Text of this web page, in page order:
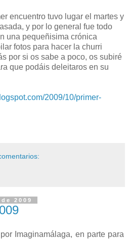
encuentro tuvo lugar el martes y
y por lo general fue todo
una pequeñisima crónica
fotos para hacer la churri
por si os sabe a poco, os subiré
que podáis deleitaros en su
2009/10/primer-
2009
Imaginamálaga, en parte para